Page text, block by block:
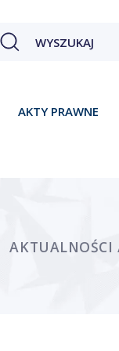
AKTY PRAWNE